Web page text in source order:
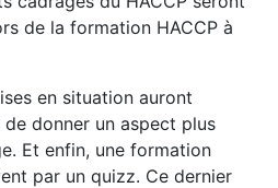
de la formation HACCP à
en situation auront
donner un aspect plus
Et enfin, une formation
par un quizz. Ce dernier